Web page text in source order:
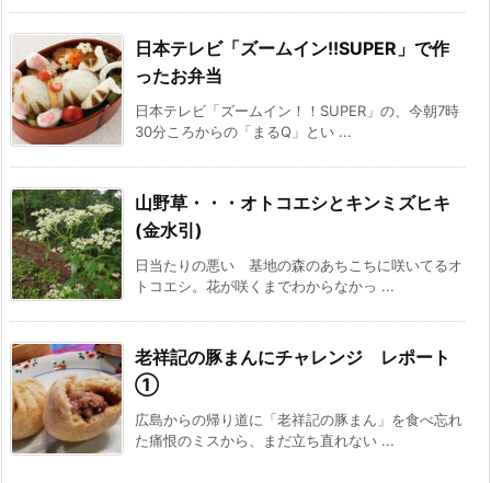
日本テレビ「ズームイン!!SUPER」で作
ったお弁当
日本テレビ「ズームイン！！SUPER」の、今朝7時
30分ころからの「まるQ」とい ...
山野草・・・オトコエシとキンミズヒキ
(金水引)
日当たりの悪い 基地の森のあちこちに咲いてるオ
トコエシ。花が咲くまでわからなかっ ...
老祥記の豚まんにチャレンジ レポート
①
広島からの帰り道に「老祥記の豚まん」を食べ忘れ
た痛恨のミスから、まだ立ち直れない ...